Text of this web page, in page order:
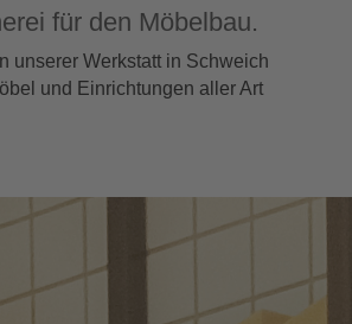
für den Möbelbau.
unserer Werkstatt in Schweich
und Einrichtungen aller Art